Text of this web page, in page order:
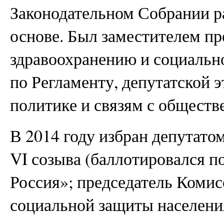
Законодательном Собрании
основе. Был заместителем
здравоохранению и
по Регламенту, депутатской
политике и связям с
В 2014 году избран
VI созыва (баллотировался
Россия»; председатель
социальной защиты